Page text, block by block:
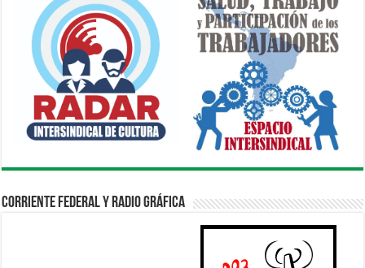
Corriente Federal y Radio Gráfica